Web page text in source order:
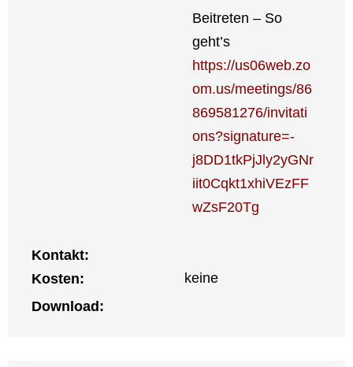
Bei­tre­ten – So
geht’s
https://us06web.zo
om.us/meetings/86
869581276/invitati
ons?signature=-
j8DD1tkPjJly2yGNr
iit0Cqkt1xhiVEzFF
wZsF20Tg
Kon­takt:
Kos­ten:
kei­ne
Down­load: